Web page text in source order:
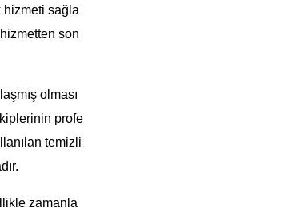
hizmeti sağla
son
olması
profe
temizli
zamanla